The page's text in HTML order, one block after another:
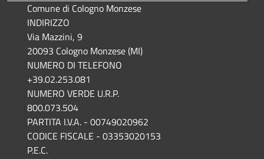
Comune di Cologno Monzese
INDIRIZZO
Via Mazzini, 9
20093 Cologno Monzese (MI)
NUMERO DI TELEFONO
+39.02.253.081
NUMERO VERDE U.R.P.
800.073.504
PARTITA I.V.A. - 00749020962
CODICE FISCALE - 03353020153
P.E.C.